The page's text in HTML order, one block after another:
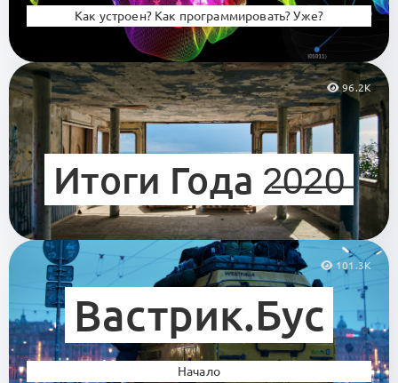
Как устроен? Как программировать? Уже?
96.2K
Итоги Года 2̶0̶2̶0̶
101.3K
Вастрик.Бус
Начало